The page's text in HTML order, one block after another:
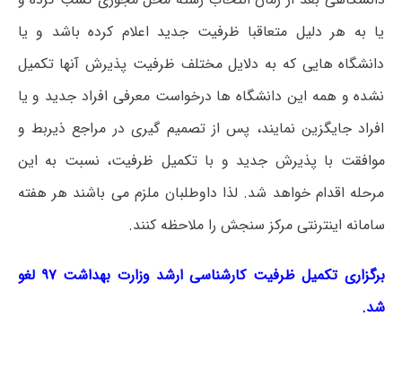
یا به هر دلیل متعاقبا ظرفیت جدید اعلام کرده باشد و یا
دانشگاه هایی که به دلایل مختلف ظرفیت پذیرش آنها تکمیل
نشده و همه این دانشگاه ها درخواست معرفی افراد جدید و یا
افراد جایگزین نمایند، پس از تصمیم گیری در مراجع ذیربط و
موافقت با پذیرش جدید و با تکمیل ظرفیت، نسبت به این
مرحله اقدام خواهد شد. لذا داوطلبان ملزم می باشند هر هفته
سامانه اینترنتی مرکز سنجش را ملاحظه کنند.
برگزاری تکمیل ظرفیت کارشناسی ارشد وزارت بهداشت ۹۷ لغو
شد.